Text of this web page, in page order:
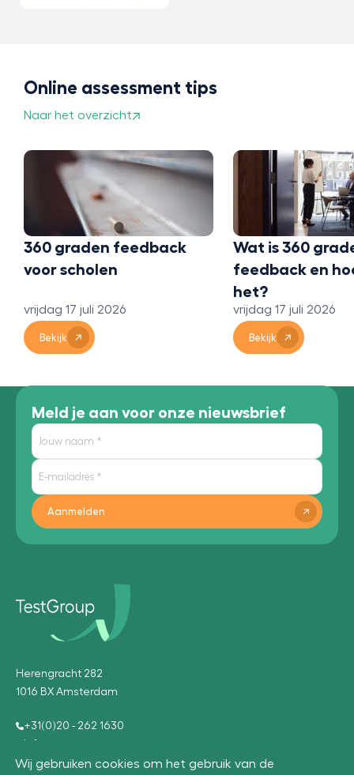
Wij gebruiken cookies om het gebruik van de
Online assessment tips
Naar het overzicht
360 graden feedback
voor scholen
vrijdag 17 juli 2026
Bekijk
Wat is 360
feedback en
het?
vrijdag 17 juli 2026
Bekijk
Meld je aan voor onze nieuwsbrief
Aanmelden
Herengracht 282
1016 BX Amsterdam
+31(0)20 - 262 1630